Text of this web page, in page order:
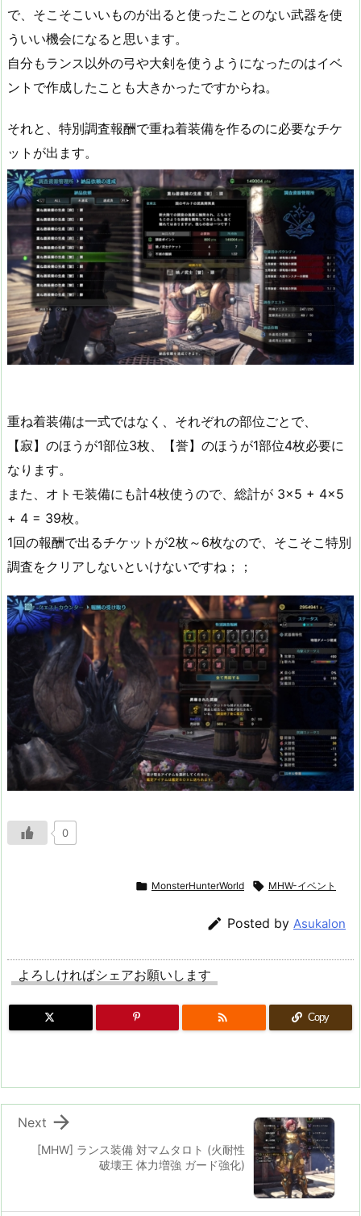
で、そこそこいいものが出ると使ったことのない武器を使
ういい機会になると思います。
自分もランス以外の弓や大剣を使うようになったのはイベ
ントで作成したことも大きかったですからね。
それと、特別調査報酬で重ね着装備を作るのに必要なチケ
ットが出ます。
重ね着装備は一式ではなく、それぞれの部位ごとで、
【寂】のほうが1部位3枚、【誉】のほうが1部位4枚必要に
なります。
また、オトモ装備にも計4枚使うので、総計が 3×5 + 4×5
+ 4 = 39枚。
1回の報酬で出るチケットが2枚～6枚なので、そこそこ特別
調査をクリアしないといけないですね；；
0
 MonsterHunterWorld  MHW-イベント
 Posted by Asukalon
よろしければシェアお願いします
 Copy
[MHW] ランス装備 対マムタロト (火耐性
破壊王 体力増強 ガード強化)

Next